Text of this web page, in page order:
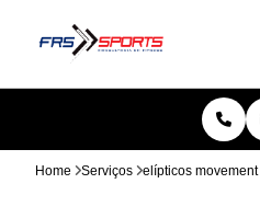
Home Serviços elípticos movement